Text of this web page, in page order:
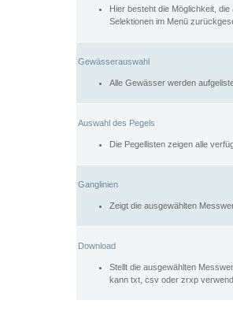
Hier besteht die Möglichkeit,
Selektionen im Menü
Gewässerauswahl
Alle Gewässer werden
Auswahl des Pegels
Die Pegellisten zeigen alle
Ganglinien
Zeigt die ausgewählten
Download
Stellt die ausgewählten
kann txt, csv oder zrxp